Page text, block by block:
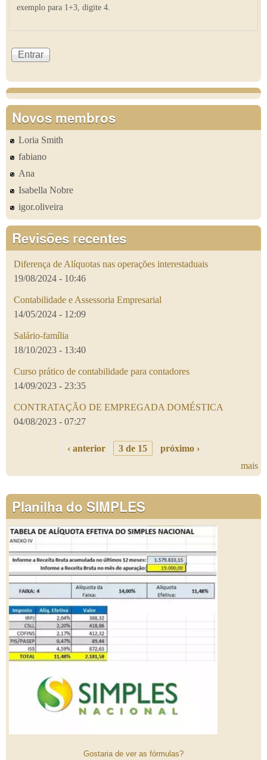
exemplo para 1+3, digite 4.
Novos membros
Loria Smith
fabiano
Ana
Isabella Nobre
igor.oliveira
Revisões recentes
Diferença de Alíquotas nas operações interestaduais
19/08/2024 - 10:46
Contabilidade e Assessoria Empresarial
14/05/2024 - 12:09
Salário-família
18/10/2023 - 13:40
Curso prático de contabilidade para contadores
14/09/2023 - 23:35
CONTRATAÇÃO DE EMPREGADA DOMÉSTICA
04/08/2023 - 07:27
‹ anterior 3 de 15
próximo ›
mais
Planilha do SIMPLES
Gostaria de ver as fórmulas?